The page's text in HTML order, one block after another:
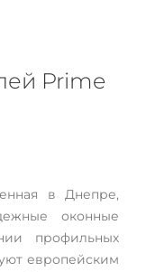
Prime
в Днепре,
оконные
профильных
европейским